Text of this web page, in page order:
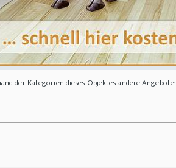
der Kategorien dieses Objektes andere Angebote: